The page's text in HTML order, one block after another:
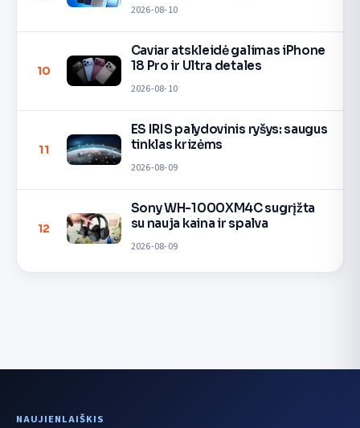
2026-08-10
10
Caviar atskleidė galimas iPhone
18 Pro ir Ultra detales
2026-08-10
11
ES IRIS palydovinis ryšys: saugus
tinklas krizėms
2026-08-09
12
Sony WH-1000XM4C sugrįžta
su nauja kaina ir spalva
2026-08-09
NAUJIENLAIŠKIS